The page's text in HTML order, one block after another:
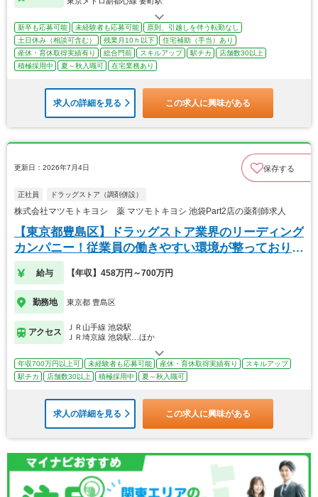
新卒も応募可能 未経験者も応募可能
原則、引越しを伴う転勤なし
土日休み（相談可含む）
残業月10ｈ以下
住宅補助（手当）あり
産休・育休取得実績有り
総合門前 スキルアップ 駅チカ
店舗数30以上
積極採用中
夏～秋入職可 在宅業務あり
求人の詳細を見る この求人に興味がある
更新日：2026年7月4日 保存する
正社員 ドラッグストア（調剤併設）
株式会社マツモトキヨシ 薬 マツモトキヨシ 池袋Part2店の薬剤師求人
【東京都豊島区】ドラッグストア業界のリーディング
カンパニー！従業員の働きやすい環境が整っておりま
す！
給与 【年収】458万円～700万円
勤務地 東京都 豊島区
アクセス
ＪＲ山手線 池袋駅
ＪＲ埼京線 池袋駅…ほか
年収700万円以上可 未経験者も応募可能 産休・育休取得実績有り
スキルアップ
駅チカ
店舗数30以上 積極採用中 夏～秋入職可
求人の詳細を見る この求人に興味がある